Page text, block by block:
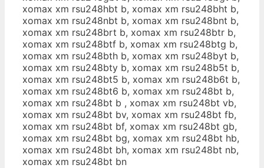
xomax xm rsu248hbt b, xomax xm rsu248bht b,
xomax xm rsu248nbt b, xomax xm rsu248bnt b,
xomax xm rsu248brt b, xomax xm rsu248btr b,
xomax xm rsu248btf b, xomax xm rsu248btg b,
xomax xm rsu248bth b, xomax xm rsu248byt b,
xomax xm rsu248bty b, xomax xm rsu248b5t b,
xomax xm rsu248bt5 b, xomax xm rsu248b6t b,
xomax xm rsu248bt6 b, xomax xm rsu248bt b,
xomax xm rsu248bt b , xomax xm rsu248bt vb,
xomax xm rsu248bt bv, xomax xm rsu248bt fb,
xomax xm rsu248bt bf, xomax xm rsu248bt gb,
xomax xm rsu248bt bg, xomax xm rsu248bt hb,
xomax xm rsu248bt bh, xomax xm rsu248bt nb,
xomax xm rsu248bt bn